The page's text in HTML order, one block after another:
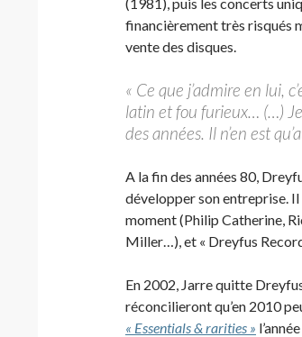
financièrement très risqués
vente des disques.
« Ce que j’admire en lui,
latin et fou furieux… (…)
des années. Il n’en est
A la fin des années 80,
développer son entreprise. Il
moment (Philip Catherine,
Miller…), et « Dreyfus
En 2002, Jarre quitte
réconcilieront qu’en 2010
« Essentials & rarities »